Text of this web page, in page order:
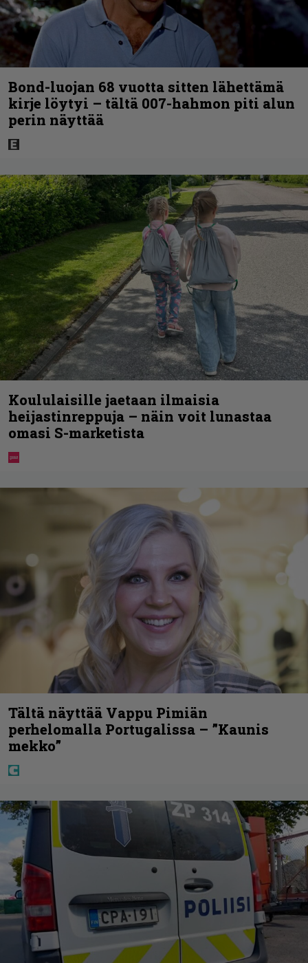
Bond-luojan 68 vuotta sitten lähettämä
kirje löytyi – tältä 007-hahmon piti alun
perin näyttää
Koululaisille jaetaan ilmaisia
heijastinreppuja – näin voit lunastaa
omasi S-marketista
Tältä näyttää Vappu Pimiän
perhelomalla Portugalissa – ”Kaunis
mekko”